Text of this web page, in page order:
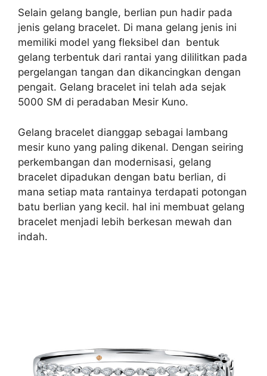
Selain gelang bangle, berlian pun hadir pada
jenis gelang bracelet. Di mana gelang jenis ini
memiliki model yang fleksibel dan bentuk
gelang terbentuk dari rantai yang dililitkan pada
pergelangan tangan dan dikancingkan dengan
pengait. Gelang bracelet ini telah ada sejak
5000 SM di peradaban Mesir Kuno.
Gelang bracelet dianggap sebagai lambang
mesir kuno yang paling dikenal. Dengan seiring
perkembangan dan modernisasi, gelang
bracelet dipadukan dengan batu berlian, di
mana setiap mata rantainya terdapati potongan
batu berlian yang kecil. hal ini membuat gelang
bracelet menjadi lebih berkesan mewah dan
indah.